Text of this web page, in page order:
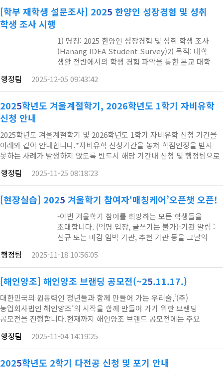
[학부 재학생 설문조사] 2025 한양인 성장경험 및 성취
학생 조사 시행
1) 명칭: 2025 한양인 성장경험 및 성취 학생 조사
(Hanang IDEA Student Survey)2) 목적: 대학
생활 전반에서의 학생 경험 파악을 통한 본교 대학
2025-2학기 학부 재학생 전체※ 금학기(2025-2학기)
성적조회 대상자에 한하여 시행3) 기간: 약 한달 간,
2025.12.1.(월)~2025.12.29.(월)4) 방법: 한양대학교
포털(https://portal.hanyang.ac.kr) 이용 (10분
행정팀 2025-12-05 09:43:42
2025학년도 겨울계절학기, 2026학년도 1학기 자비유학
신청 안내
2025학년도 겨울계절학기 및 2026학년도 1학기 자비유학 신청 기간을
아래와 같이 안내합니다.*자비유학 신청기간을 놓쳐 학점인정을 받지
못하는 사례가 발생하지 않도록 반드시 해당 기간내 신청 및 행정팀으로
기한1차계절학기2025. 12. 08 (월) ~ 12. 12 (금)2025. 12. 19 (금)
정규학기2025. 12. 15 (월) ~ 12. 19 (금)2025. 12. 26
(금)2차계절학기2026. 01. 12 (월) ~ 01. 16 (금)2026.…
행정팀 2025-11-25 08:18:23
[현장실습] 2025 겨울학기 참여자‘매칭케어’오픈챗 오픈!
-이번 겨울학기 참여를 희망하는 모든 학생들을
초대합니다. (익명 입장, 글쓰기는 불가)-기관 알림 :
신규 또는 마감 임박 기관, 추천 기관 등을 그날의
자유롭게 방을 나가셔도 됩니다.오픈챗방
바로가기https://open.kakao.com/o/g4WzPz1h현
(E-WIL) 바로가기 (신청 진행)https://e-
wil.hanyang.ac.kr/2025 겨울학기 모집 안내 공지
바로가기https://e-
wil.hanyang.ac.kr/data/read.do2. …
행정팀 2025-11-18 10:56:05
[해인양조] 해인양조 브랜딩 공모전(~25.11.17.)
대한민국의 원동력인 청년들과 함께 만들어 가는 우리술,‘(주)
농업회사법인 해인양조’의 시작을 함께 만들어 가기 위한 브랜딩
공모전을 진행합니다.현재까지 해인양조 브랜드 공모전에는 주요
제약에 관련된 피드백이 많이 접수되어 작품 제출 기한을 연장합니다.
기존 작품 접수 기한 : 2025년 10월 31일 금요일 23:59작품 접수 연장
기한 : 2025년 11월 16일 일요일 23:59기존 수상작 발표 일정 : 2025년
11월 10일 월요일 20:00수상작 발표 연장 일정…
행정팀 2025-11-04 14:19:25
2025학년도 2학기 다전공 신청 및 포기 안내